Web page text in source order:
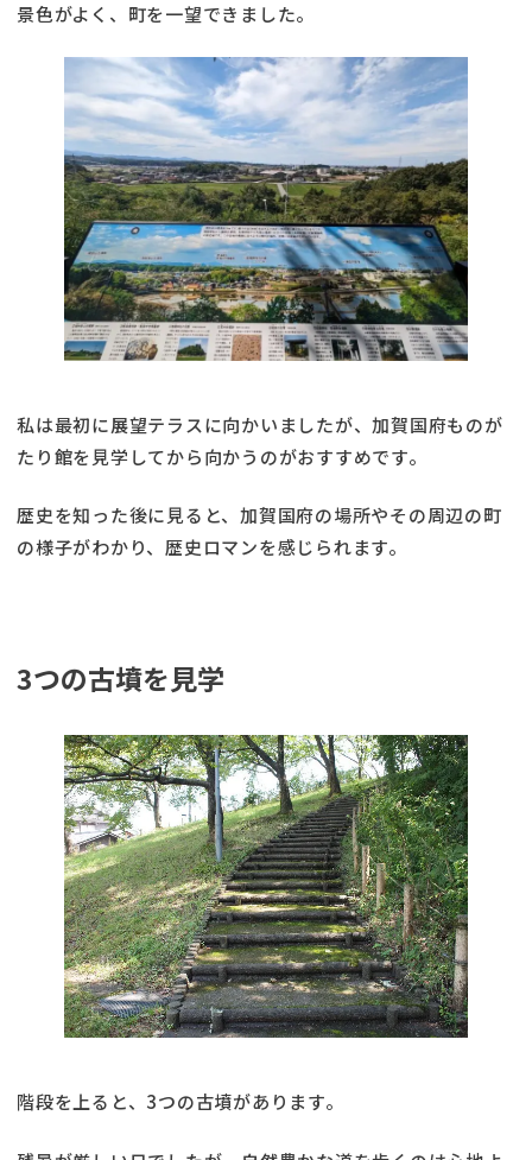
景色がよく、町を一望できました。
私は最初に展望テラスに向かいましたが、加賀国府ものが
たり館を見学してから向かうのがおすすめです。
歴史を知った後に見ると、加賀国府の場所やその周辺の町
の様子がわかり、歴史ロマンを感じられます。
3つの古墳を見学
階段を上ると、3つの古墳があります。